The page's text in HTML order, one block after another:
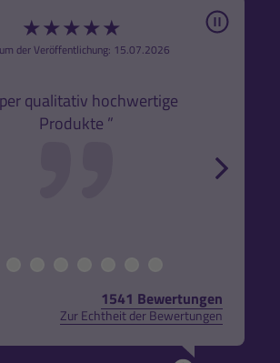
★★★★★
der Veröffentlichung: 15.07.2026
qualitativ hochwertige
Produkte ”
Pause
1541 Bewertungen
Zur Echtheit der Bewertungen
Gründen weisen wir darauf hin,